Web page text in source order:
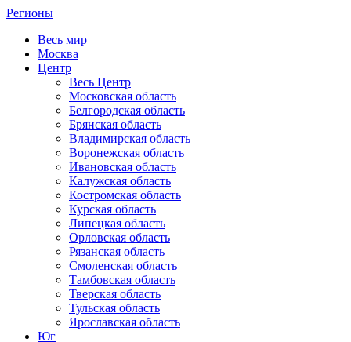
Регионы
Весь мир
Москва
Центр
Весь Центр
Московская область
Белгородская область
Брянская область
Владимирская область
Воронежская область
Ивановская область
Калужская область
Костромская область
Курская область
Липецкая область
Орловская область
Рязанская область
Смоленская область
Тамбовская область
Тверская область
Тульская область
Ярославская область
Юг